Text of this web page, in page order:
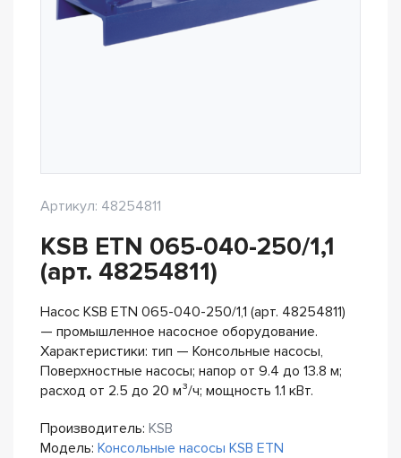
Артикул: 48254811
KSB ETN 065-040-250/1,1
(арт. 48254811)
Насос KSB ETN 065-040-250/1,1 (арт. 48254811)
— промышленное насосное оборудование.
Характеристики: тип — Консольные насосы,
Поверхностные насосы; напор от 9.4 до 13.8 м;
расход от 2.5 до 20 м³/ч; мощность 1.1 кВт.
Производитель: KSB
Модель: Консольные насосы KSB ETN